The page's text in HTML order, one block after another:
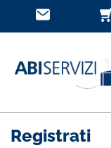
Registrati